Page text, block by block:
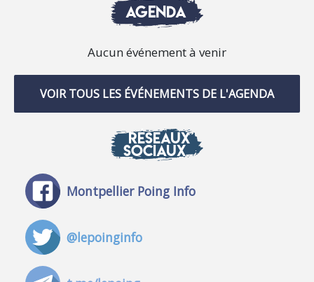
AGENDA
Aucun événement à venir
VOIR TOUS LES ÉVÉNEMENTS DE L'AGENDA
RÉSEAUX
SOCIAUX
Montpellier Poing Info
@lepoinginfo